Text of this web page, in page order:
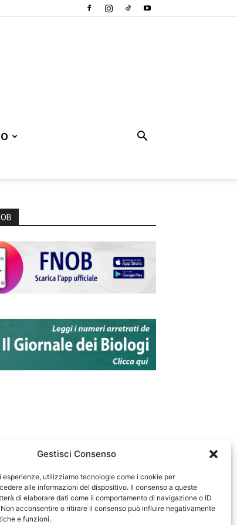
Gestisci Consenso
esperienze, utilizziamo tecnologie come i cookie per
alle informazioni del dispositivo. Il consenso a queste
di elaborare dati come il comportamento di navigazione o ID
acconsentire o ritirare il consenso può influire negativamente
e funzioni.